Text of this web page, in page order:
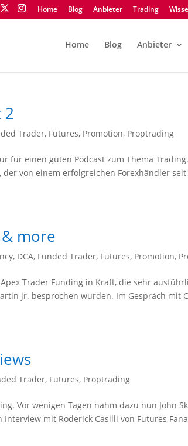
Home Blog Anbieter Trading
Home Blog Anbieter
2
Trader, Futures, Promotion, Proptrading
für einen guten Podcast zum Thema
von einem erfolgreichen Forexhändler
more
, DCA, Funded Trader, Futures, Promotion,
Trader Funding in Kraft, die sehr
jr. besprochen wurden. Im Gespräch mit
Trader, Futures, Proptrading
Vor wenigen Tagen nahm dazu nun John
mit Roderick Casilli von Futures